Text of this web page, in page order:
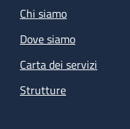
Chi siamo
Dove siamo
Carta dei servizi
Strutture